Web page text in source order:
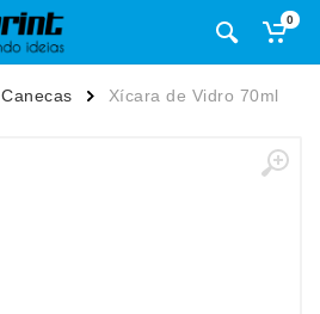
0
Canecas Xícara de Vidro 70ml